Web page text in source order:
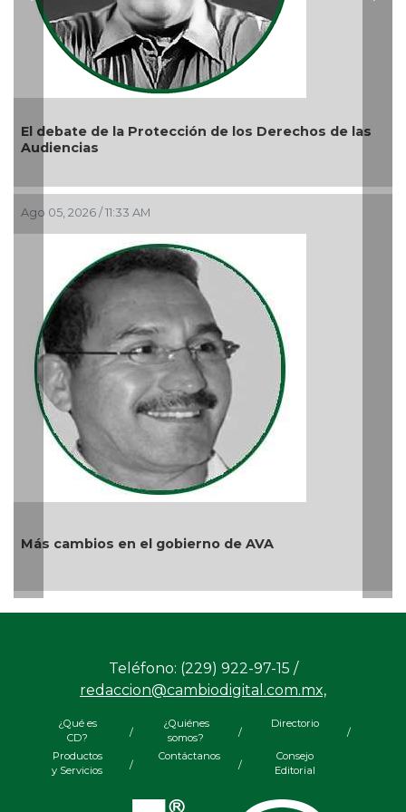
de los Derechos de las
de AVA
La devoción protege la
reprimir el amor a Dios
Ago 04, 2026 / 9:32 AM